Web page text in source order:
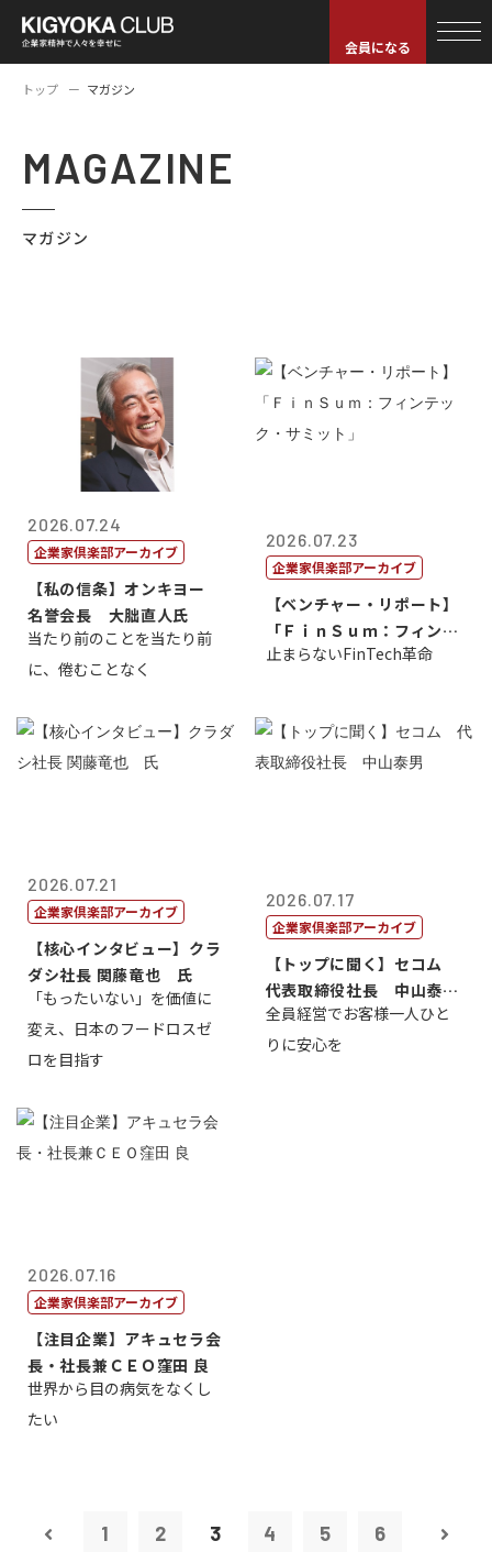
会員になる
トップ マガジン
MAGAZINE
マガジン
2026.07.24
企業家倶楽部アーカイブ
【私の信条】オンキヨー
名誉会長 大朏直人氏
当たり前のことを当たり前
に、倦むことなく
2026.07.23
企業家倶楽部アーカイブ
【ベンチャー・リポート】
「ＦｉｎＳｕｍ：フィンテ
ック・サミッ...
止まらないFinTech革命
2026.07.21
企業家倶楽部アーカイブ
【核心インタビュー】クラ
ダシ社長 関藤竜也 氏
「もったいない」を価値に
変え、日本のフードロスゼ
ロを目指す
2026.07.17
企業家倶楽部アーカイブ
【トップに聞く】セコム
代表取締役社長 中山泰
男
全員経営でお客様一人ひと
りに安心を
2026.07.16
企業家倶楽部アーカイブ
【注目企業】アキュセラ会
長・社長兼ＣＥＯ窪田 良
世界から目の病気をなくし
たい
1 2 3 4 5 6